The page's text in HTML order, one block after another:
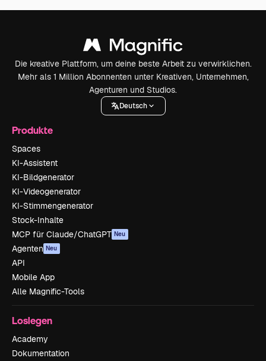
Die kreative Plattform, um deine beste Arbeit zu verwirklichen.
Mehr als 1 Million Abonnenten unter Kreativen, Unternehmen,
Agenturen und Studios.
Deutsch
Produkte
Spaces
KI-Assistent
KI-Bildgenerator
KI-Videogenerator
KI-Stimmengenerator
Stock-Inhalte
MCP für Claude/ChatGPT Neu
Agenten Neu
API
Mobile App
Alle Magnific-Tools
Loslegen
Academy
Dokumentation